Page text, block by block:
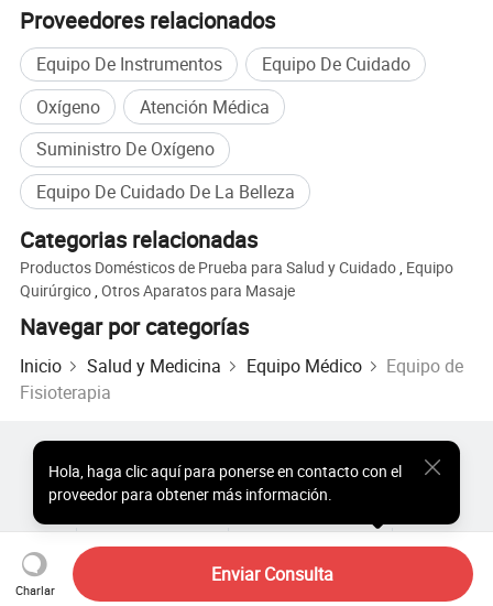
Proveedores relacionados
Equipo De Instrumentos
Equipo De Cuidado
Oxígeno
Atención Médica
Suministro De Oxígeno
Equipo De Cuidado De La Belleza
Categorias relacionadas
Productos Domésticos de Prueba para Salud y Cuidado, Equipo
Quirúrgico,Otros Aparatos para Masaje
Navegar por categorías
Inicio Salud y Medicina Equipo Médico
Equipo de
Fisioterapia
Charlar
Enviar Consulta
Hola, haga clic aquí para ponerse en contacto con el
proveedor para obtener más información.
Precio de Productos Populares
Productos Populares al por Mayor
Comprador de Estrella
Sobre
Acuerdo de Usuario Política de Privacidad
Contacto
Copyright © 2026 Focus Technology Co., Ltd. All Rights Reserved